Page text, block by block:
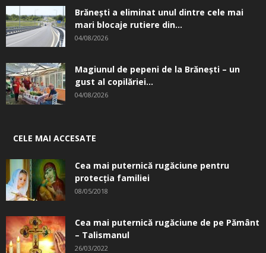
Brănești a eliminat unul dintre cele mai
mari blocaje rutiere din...
04/08/2026
Magiunul de pepeni de la Brăneşti – un
gust al copilăriei...
04/08/2026
CELE MAI ACCESATE
Cea mai puternică rugăciune pentru
protecția familiei
08/05/2018
Cea mai puternică rugăciune de pe Pământ
– Talismanul
26/03/2022